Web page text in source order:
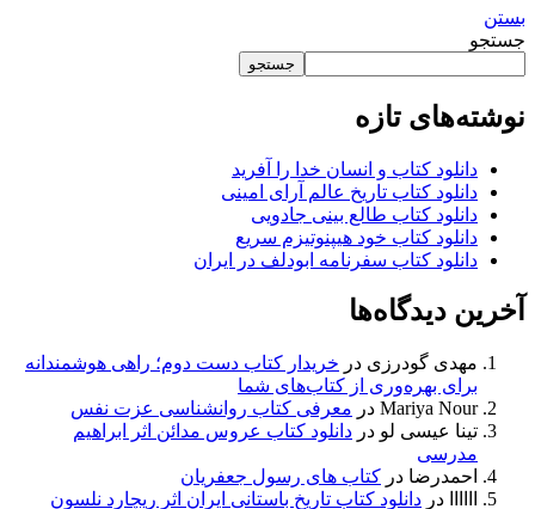
بستن
جستجو
جستجو
نوشته‌های تازه
دانلود کتاب و انسان خدا را آفرید
دانلود کتاب تاریخ عالم آرای امینی
دانلود کتاب طالع بینی جادویی
دانلود کتاب خود هیپنوتیزم سریع
دانلود کتاب سفرنامه ابودلف در ایران
آخرین دیدگاه‌ها
مهدی گودرزی در خریدار کتاب دست دوم؛ راهی هوشمندانه
برای بهره‌وری از کتاب‌های شما
Mariya Nour در معرفی کتاب روانشناسی عزت نفس
تینا عیسی لو در دانلود کتاب عروس مدائن اثر ابراهیم
مدرسی
احمدرضا در کتاب های رسول جعفریان
در دانلود کتاب تاریخ باستانی ایران اثر ریچارد نلسون